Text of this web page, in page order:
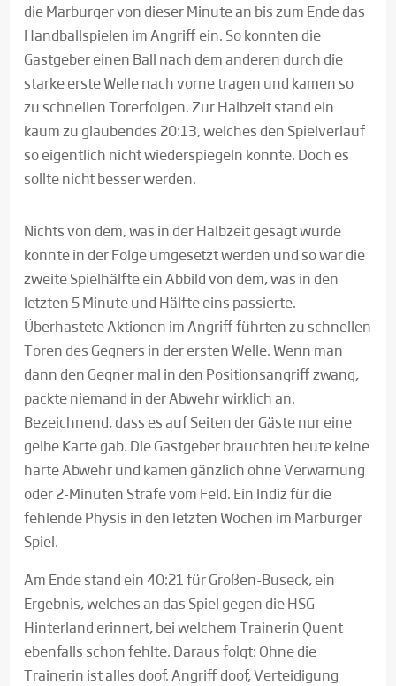
die Marburger von dieser Minute an bis zum Ende das
Handballspielen im Angriff ein. So konnten die
Gastgeber einen Ball nach dem anderen durch die
starke erste Welle nach vorne tragen und kamen so
zu schnellen Torerfolgen. Zur Halbzeit stand ein
kaum zu glaubendes 20:13, welches den Spielverlauf
so eigentlich nicht wiederspiegeln konnte. Doch es
sollte nicht besser werden.
Nichts von dem, was in der Halbzeit gesagt wurde
konnte in der Folge umgesetzt werden und so war die
zweite Spielhälfte ein Abbild von dem, was in den
letzten 5 Minute und Hälfte eins passierte.
Überhastete Aktionen im Angriff führten zu schnellen
Toren des Gegners in der ersten Welle. Wenn man
dann den Gegner mal in den Positionsangriff zwang,
packte niemand in der Abwehr wirklich an.
Bezeichnend, dass es auf Seiten der Gäste nur eine
gelbe Karte gab. Die Gastgeber brauchten heute keine
harte Abwehr und kamen gänzlich ohne Verwarnung
oder 2-Minuten Strafe vom Feld. Ein Indiz für die
fehlende Physis in den letzten Wochen im Marburger
Spiel.
Am Ende stand ein 40:21 für Großen-Buseck, ein
Ergebnis, welches an das Spiel gegen die HSG
Hinterland erinnert, bei welchem Trainerin Quent
ebenfalls schon fehlte. Daraus folgt: Ohne die
Trainerin ist alles doof. Angriff doof, Verteidigung